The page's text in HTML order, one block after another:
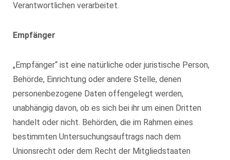
Verantwortlichen verarbeitet.
Empfänger
„Empfänger“ ist eine natürliche oder juristische Person,
Behörde, Einrichtung oder andere Stelle, denen
personenbezogene Daten offengelegt werden,
unabhängig davon, ob es sich bei ihr um einen Dritten
handelt oder nicht. Behörden, die im Rahmen eines
bestimmten Untersuchungsauftrags nach dem
Unionsrecht oder dem Recht der Mitgliedstaaten